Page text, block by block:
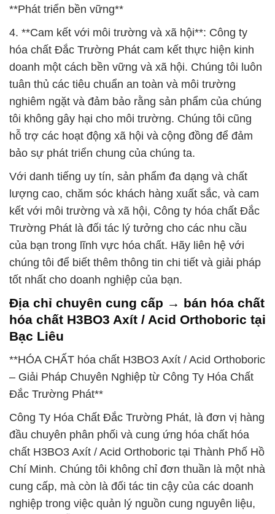
**Phát triển bền vững**
4. **Cam kết với môi trường và xã hội**: Công ty
hóa chất Đắc Trường Phát cam kết thực hiện kinh
doanh một cách bền vững và xã hội. Chúng tôi luôn
tuân thủ các tiêu chuẩn an toàn và môi trường
nghiêm ngặt và đảm bảo rằng sản phẩm của chúng
tôi không gây hại cho môi trường. Chúng tôi cũng
hỗ trợ các hoạt động xã hội và cộng đồng để đảm
bảo sự phát triển chung của chúng ta.
Với danh tiếng uy tín, sản phẩm đa dạng và chất
lượng cao, chăm sóc khách hàng xuất sắc, và cam
kết với môi trường và xã hội, Công ty hóa chất Đắc
Trường Phát là đối tác lý tưởng cho các nhu cầu
của bạn trong lĩnh vực hóa chất. Hãy liên hệ với
chúng tôi để biết thêm thông tin chi tiết và giải pháp
tốt nhất cho doanh nghiệp của bạn.
Địa chỉ chuyên cung cấp → bán hóa chất
hóa chất H3BO3 Axít / Acid Orthoboric tại
Bạc Liêu
**HÓA CHẤT hóa chất H3BO3 Axít / Acid Orthoboric
– Giải Pháp Chuyên Nghiệp từ Công Ty Hóa Chất
Đắc Trường Phát**
Công Ty Hóa Chất Đắc Trường Phát, là đơn vị hàng
đầu chuyên phân phối và cung ứng hóa chất hóa
chất H3BO3 Axít / Acid Orthoboric tại Thành Phố Hồ
Chí Minh. Chúng tôi không chỉ đơn thuần là một nhà
cung cấp, mà còn là đối tác tin cậy của các doanh
nghiệp trong việc quản lý nguồn cung nguyên liệu,